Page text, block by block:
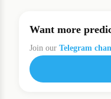
Want more
Join our Telegram